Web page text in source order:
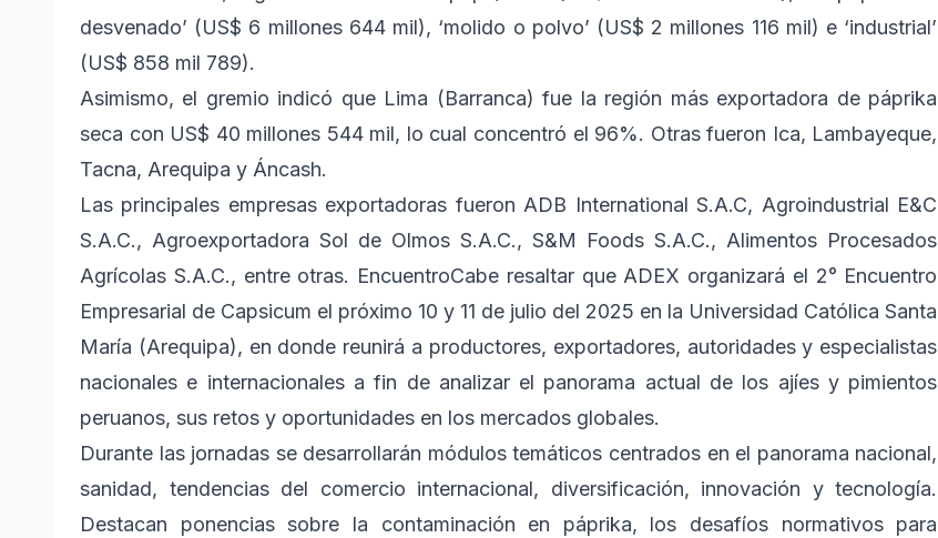
desvenado’ (US$ 6 millones 644 mil), ‘molido o polvo’ (US$ 2 millones 116 mil) e ‘industrial’
(US$ 858 mil 789).
Asimismo, el gremio indicó que Lima (Barranca) fue la región más exportadora de páprika
seca con US$ 40 millones 544 mil, lo cual concentró el 96%. Otras fueron Ica, Lambayeque,
Tacna, Arequipa y Áncash.
Las principales empresas exportadoras fueron ADB International S.A.C, Agroindustrial E&C
S.A.C., Agroexportadora Sol de Olmos S.A.C., S&M Foods S.A.C., Alimentos Procesados
Agrícolas S.A.C., entre otras. EncuentroCabe resaltar que ADEX organizará el 2° Encuentro
Empresarial de Capsicum el próximo 10 y 11 de julio del 2025 en la Universidad Católica Santa
María (Arequipa), en donde reunirá a productores, exportadores, autoridades y especialistas
nacionales e internacionales a fin de analizar el panorama actual de los ajíes y pimientos
peruanos, sus retos y oportunidades en los mercados globales.
Durante las jornadas se desarrollarán módulos temáticos centrados en el panorama nacional,
sanidad, tendencias del comercio internacional, diversificación, innovación y tecnología.
Destacan ponencias sobre la contaminación en páprika, los desafíos normativos para